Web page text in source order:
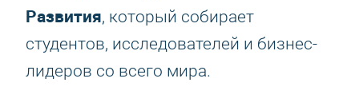
Развития, который собирает
студентов, исследователей и бизнес-
лидеров со всего мира.